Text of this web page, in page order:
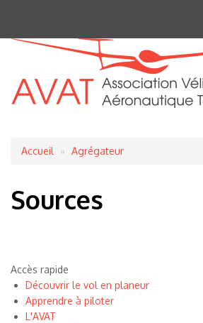
Fil
Accueil Agrégateur
Sources
Accès rapide
Découvrir le vol en planeur
Apprendre à piloter
L'AVAT